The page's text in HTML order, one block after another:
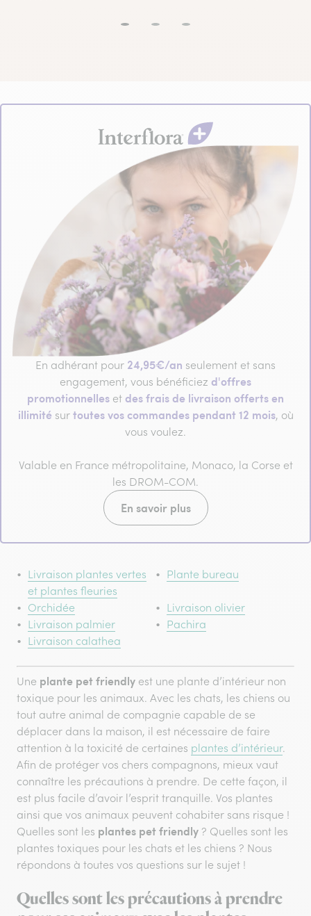
En adhérant pour 24,95€/an seulement et sans
engagement, vous bénéficiez d'offres
promotionnelles et des frais de livraison offerts en
illimité surtoutes vos commandes pendant 12 mois, où
vous voulez.
Valable en France métropolitaine, Monaco, la Corse et
les DROM-COM.
En savoir plus
Livraison plantes vertes
et plantes fleuries
Plante bureau
Orchidée
Livraison olivier
Livraison palmier
Pachira
Livraison calathea
Une plante pet friendly est une plante d’intérieur non
toxique pour les animaux. Avec les chats, les chiens ou
tout autre animal de compagnie capable de se
déplacer dans la maison, il est nécessaire de faire
attention à la toxicité de certaines plantes d’intérieur.
Afin de protéger vos chers compagnons, mieux vaut
connaître les précautions à prendre. De cette façon, il
est plus facile d’avoir l’esprit tranquille. Vos plantes
ainsi que vos animaux peuvent cohabiter sans risque !
Quelles sont les plantes pet friendly ? Quelles sont les
plantes toxiques pour les chats et les chiens ? Nous
répondons à toutes vos questions sur le sujet !
Quelles sont les précautions à prendre